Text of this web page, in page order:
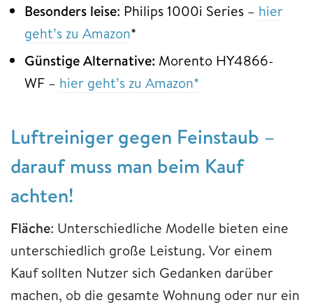
Besonders leise: Philips 1000i Series – hier
geht’s zu Amazon*
Günstige Alternative: Morento HY4866-
WF – hier geht’s zu Amazon*
Luftreiniger gegen Feinstaub –
darauf muss man beim Kauf
achten!
Fläche: Unterschiedliche Modelle bieten eine
unterschiedlich große Leistung. Vor einem
Kauf sollten Nutzer sich Gedanken darüber
machen, ob die gesamte Wohnung oder nur ein